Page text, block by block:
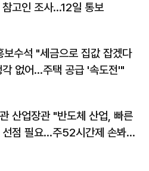
고인 조사...12일 통보
수석 "세금으로 집값 잡겠다
각 없어…주택 공급 '속도전'"
산업장관 "반도체 산업, 빠른
선점 필요…주52시간제 손봐